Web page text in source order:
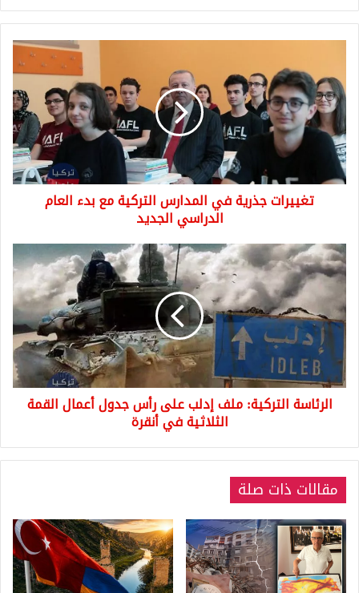
في
المدارس
التركية
مع
بدء
العام
الدراسي
تغييرات جذرية في المدارس التركية مع بدء العام
الدراسي الجديد
الرئاسة
التركية:
ملف
إدلب
على
رأس
جدول
أعمال
القمة
الثلاثية
الرئاسة التركية: ملف إدلب على رأس جدول أعمال القمة
الثلاثية في أنقرة
مقالات ذات صلة